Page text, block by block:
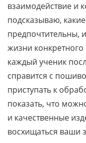
взаимодействие и
подсказываю,
предпочтительны,
жизни
каждый ученик
справится с
приступать к
показать, что
и качественные
восхищаться ваши